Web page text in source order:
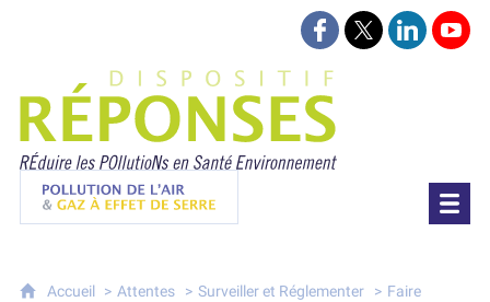
Pollution de l'air & gaz à effet de serre
Suivez-nous sur
Suivez-nous
Accueil Attentes Surveiller et Réglementer
Faire